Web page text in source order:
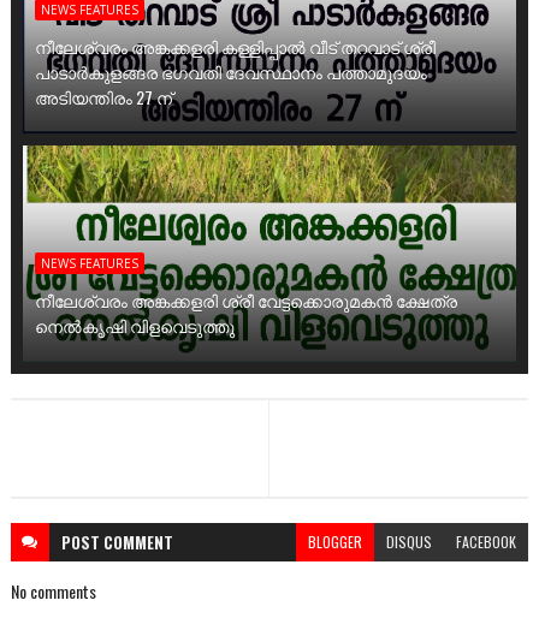
NEWS FEATURES
നീലേശ്വരം അങ്കക്കളരി കള്ളിപ്പാൽ വീട് തറവാട് ശ്രീ
പാടാർകുളങ്ങര ഭഗവതി ദേവസ്ഥാനം പത്താമുദയം
അടിയന്തിരം 27 ന്
NEWS FEATURES
നീലേശ്വരം അങ്കക്കളരി ശ്രീ വേട്ടക്കൊരുമകൻ ക്ഷേത്ര
നെൽകൃഷി വിളവെടുത്തു
POST COMMENT BLOGGER DISQUS FACEBOOK
No comments